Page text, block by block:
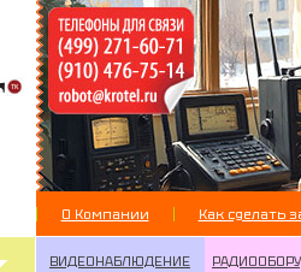
О Компании Как сделать
ВИДЕОНАБЛЮДЕНИЕ